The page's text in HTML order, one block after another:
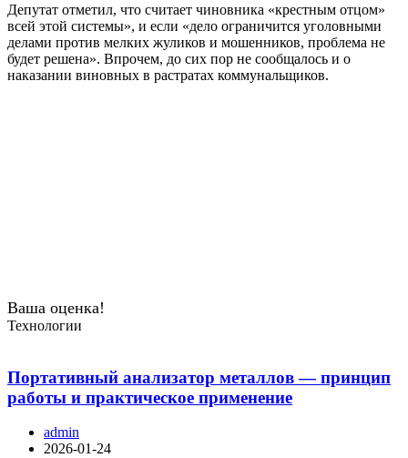
Депутат отметил, что считает чиновника «крестным отцом»
всей этой системы», и если «дело ограничится уголовными
делами против мелких жуликов и мошенников, проблема не
будет решена». Впрочем, до сих пор не сообщалось и о
наказании виновных в растратах коммунальщиков.
Ваша оценка!
Технологии
Портативный анализатор металлов — принцип
работы и практическое применение
admin
2026-01-24